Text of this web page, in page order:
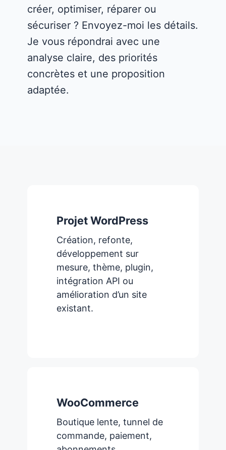
créer, optimiser, réparer ou
sécuriser ? Envoyez-moi les détails.
Je vous répondrai avec une
analyse claire, des priorités
concrètes et une proposition
adaptée.
Projet WordPress
Création, refonte,
développement sur
mesure, thème, plugin,
intégration API ou
amélioration d’un site
existant.
WooCommerce
Boutique lente, tunnel de
commande, paiement,